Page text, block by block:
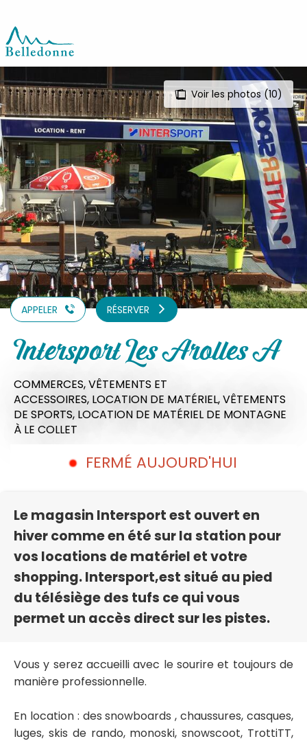
contenu
principal
Voir les photos (10)
APPELER RÉSERVER
Intersport Les Arolles A
COMMERCES,VÊTEMENTS ET
ACCESSOIRES, LOCATION DE MATÉRIEL,VÊTEMENTS
DE SPORTS, LOCATION DE MATÉRIEL DE MONTAGNE
À LE COLLET
FERMÉ AUJOURD'HUI
Le magasin Intersport est ouvert en
hiver comme en été sur la station pour
vos locations de matériel et votre
shopping. Intersport,est situé au pied
du télésiège des tufs ce qui vous
permet un accès direct sur les pistes.
Vous y serez accueilli avec le sourire et toujours de
manière professionnelle.
En location : des snowboards , chaussures, casques,
luges, skis de rando, monoski, snowscoot, TrottiTT,